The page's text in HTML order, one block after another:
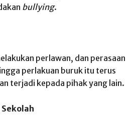
bullying.
perlawan, dan perasaan
perlakuan buruk itu terus
terjadi kepada pihak yang lain.